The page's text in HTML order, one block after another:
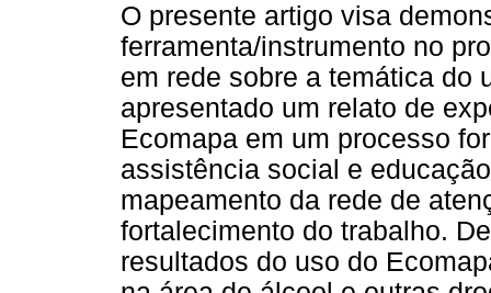
O presente artigo visa
ferramenta/instrumento no
em rede sobre a temática do
apresentado um relato de
Ecomapa em um processo
assistência social e
mapeamento da rede de
fortalecimento do trabalho.
resultados do uso do